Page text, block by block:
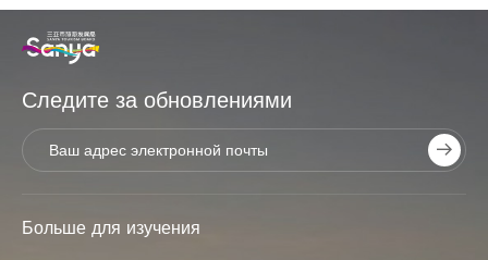
Следите за обновлениями
Больше для изучения